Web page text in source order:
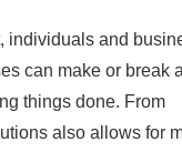
individuals and
can make or break
things done. From
also allows for